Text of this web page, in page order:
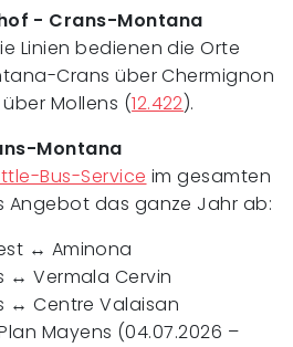
- Crans-Montana
Linien bedienen die Orte
Crans über Chermignon
Mollens (12.422).
Montana
Bus-Service im gesamten
Angebot das ganze Jahr ab:
↔ Aminona
↔ Vermala Cervin
↔ Centre Valaisan
Mayens (04.07.2026 –